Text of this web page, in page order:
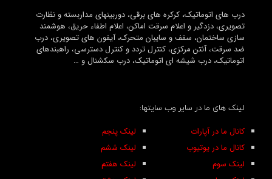
درب های اتوماتیک، کرکره های برقی، دوربینهای مداربسته و نظارت
تصویری، دزدگیر و اعلام سرقت اماکن، اعلام اطفاء حریق، هوشمند
سازی ساختمان، سقف و سایبان متحرک، آیفون های تصویری، درب
ضد سرقت، آنتن مرکزی، کنترل تردد و کنترل دسترسی، راهبندهای
اتوماتیک، درب شیشه ای اتوماتیک، درب سکشنال و …
لینک های ما در سایر وب سایتها:
لینک پنجم
لینک ششم
لینک هفتم
کانال ما در آپارات
کانال ما در یوتیوب
لینک سوم